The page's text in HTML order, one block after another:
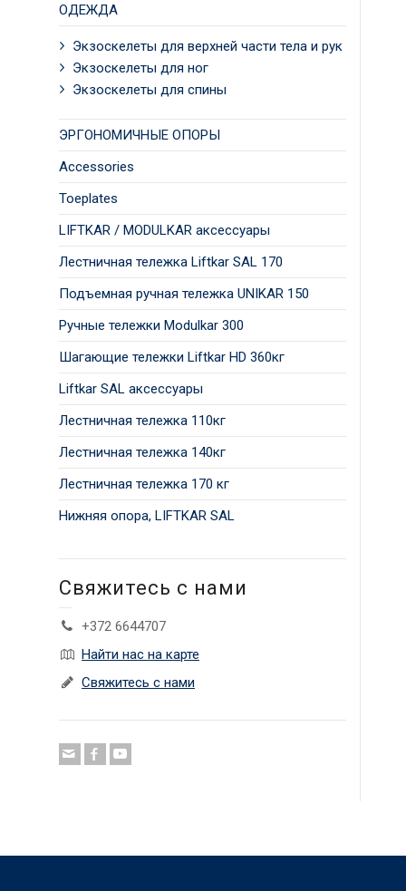
ОДЕЖДА
Экзоскелеты для верхней части тела и рук
Экзоскелеты для ног
Экзоскелеты для спины
ЭРГОНОМИЧНЫЕ ОПОРЫ
Accessories
Toeplates
LIFTKAR / MODULKAR аксессуары
Лестничная тележка Liftkar SAL 170
Подъемная ручная тележка UNIKAR 150
Ручные тележки Modulkar 300
Шагающие тележки Liftkar HD 360кг
Liftkar SAL аксессуары
Лестничная тележка 110кг
Лестничная тележка 140кг
Лестничная тележка 170 кг
Нижняя опора, LIFTKAR SAL
Свяжитесь с нами
+372 6644707
Найти нас на карте
Свяжитесь с нами